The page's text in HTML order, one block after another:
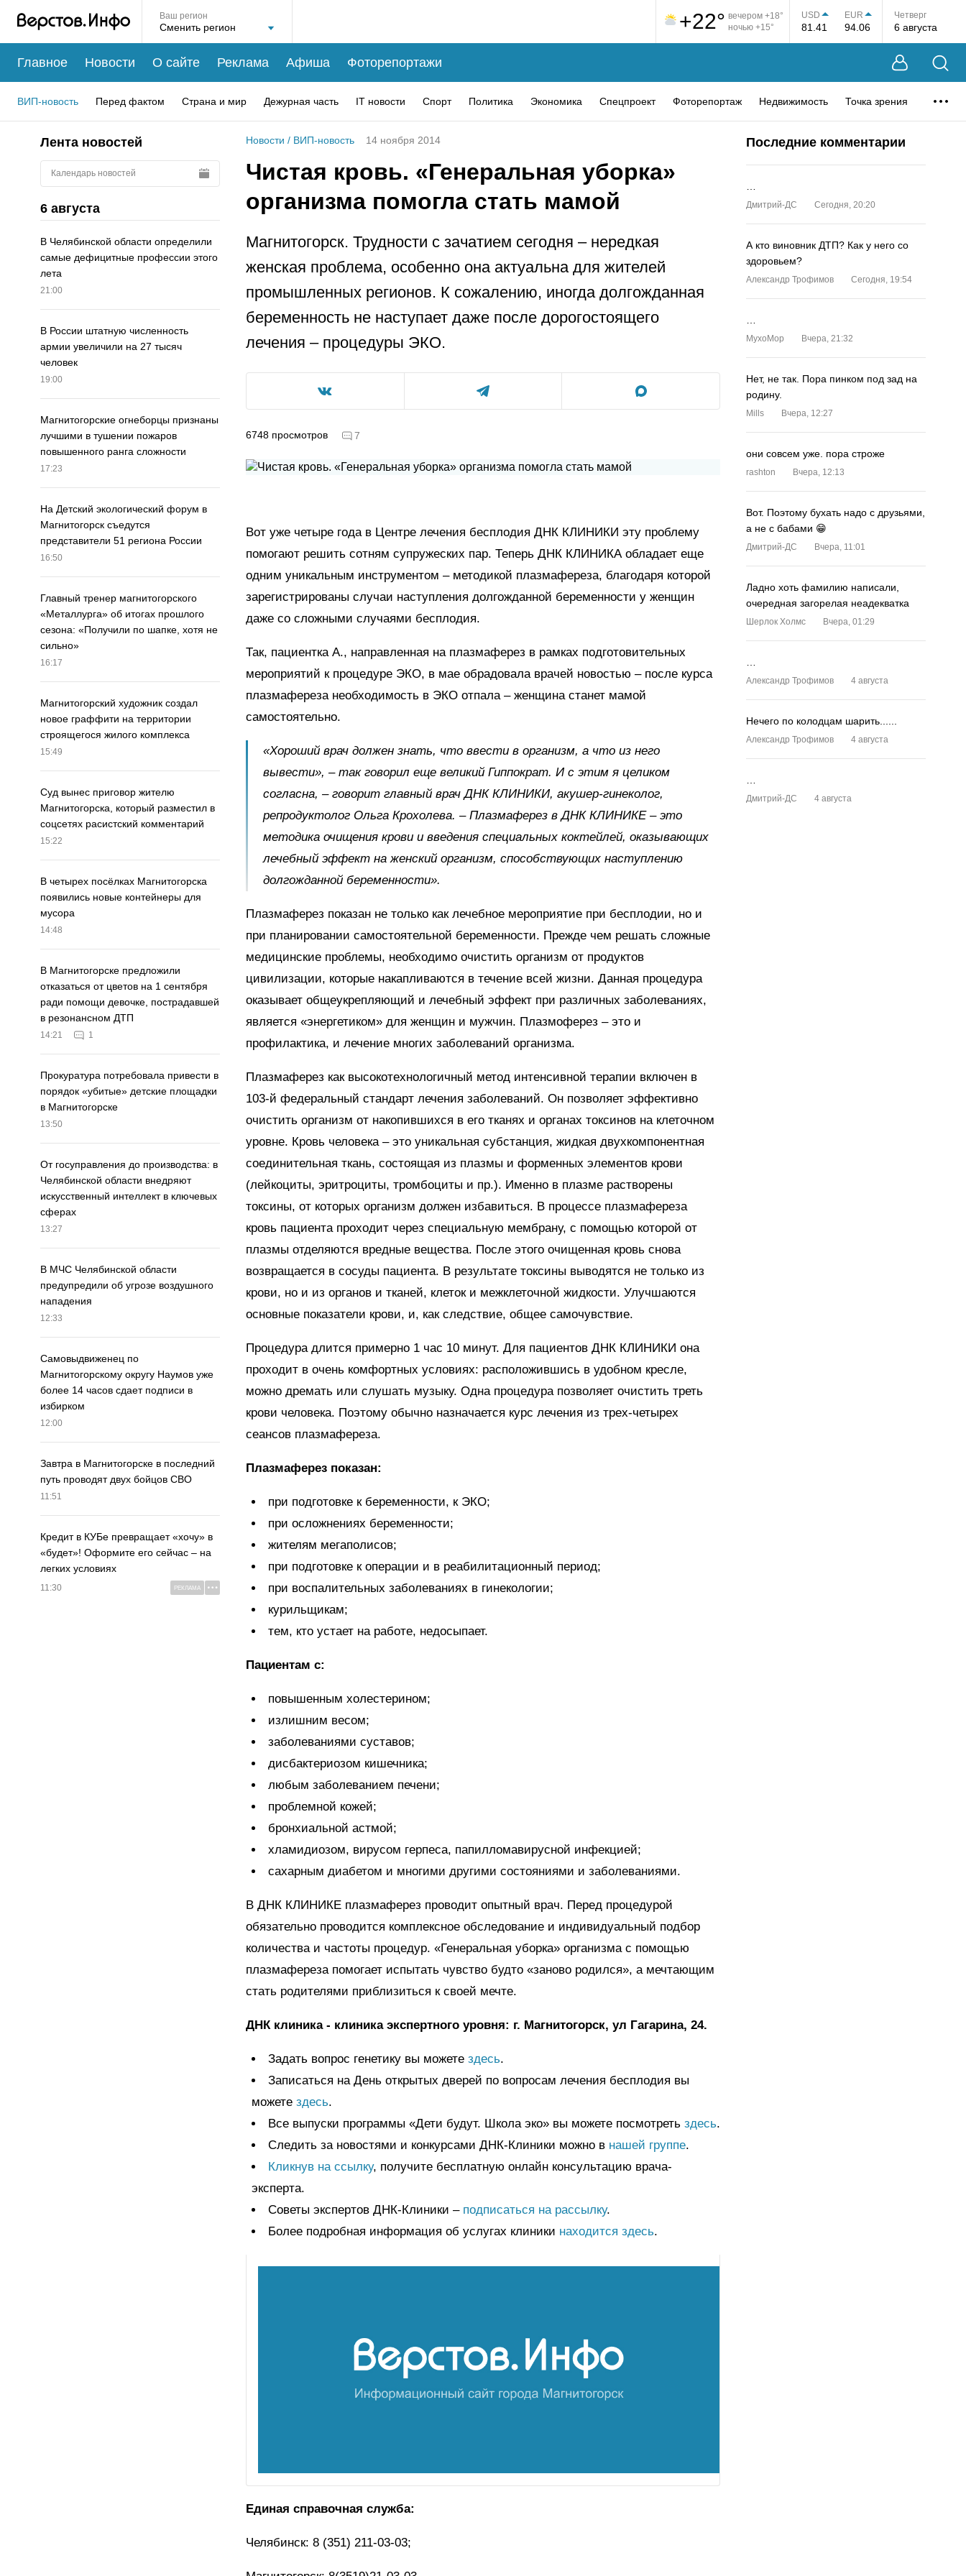
Ваш регион +22° вечером +18°
ночью +15°
USD
81.41
EUR
94.06
Четверг
6 августа
Главное Новости О сайте Реклама Афиша Фоторепортажи
ВИП-новость Перед фактом Страна и мир Дежурная часть IT новости Спорт Политика Экономика Спецпроект Фоторепортаж Недвижимость Точка зрения
Лента новостей
Календарь новостей
6 августа
В Челябинской области определили
самые дефицитные профессии этого
лета
21:00
В России штатную численность
армии увеличили на 27 тысяч
человек
19:00
Магнитогорские огнеборцы признаны
лучшими в тушении пожаров
повышенного ранга сложности
17:23
На Детский экологический форум в
Магнитогорск съедутся
представители 51 региона России
16:50
Главный тренер магнитогорского
«Металлурга» об итогах прошлого
сезона: «Получили по шапке, хотя не
сильно»
16:17
Магнитогорский художник создал
новое граффити на территории
строящегося жилого комплекса
15:49
Суд вынес приговор жителю
Магнитогорска, который разместил в
соцсетях расистский комментарий
15:22
В четырех посёлках Магнитогорска
появились новые контейнеры для
мусора
14:48
В Магнитогорске предложили
отказаться от цветов на 1 сентября
ради помощи девочке, пострадавшей
в резонансном ДТП
14:21 1
Прокуратура потребовала привести в
порядок «убитые» детские площадки
в Магнитогорске
13:50
От госуправления до производства: в
Челябинской области внедряют
искусственный интеллект в ключевых
сферах
13:27
В МЧС Челябинской области
предупредили об угрозе воздушного
нападения
12:33
Самовыдвиженец по
Магнитогорскому округу Наумов уже
более 14 часов сдает подписи в
избирком
12:00
Завтра в Магнитогорске в последний
путь проводят двух бойцов СВО
11:51
Кредит в КУБе превращает «хочу» в
«будет»! Оформите его сейчас – на
легких условиях
11:30 РЕКЛАМА
Новости / ВИП-новость 14 ноября 2014
Чистая кровь. «Генеральная уборка»
организма помогла стать мамой
Магнитогорск. Трудности с зачатием сегодня – нередкая
женская проблема, особенно она актуальна для жителей
промышленных регионов. К сожалению, иногда долгожданная
беременность не наступает даже после дорогостоящего
лечения – процедуры ЭКО.
6748 просмотров 7
Вот уже четыре года в Центре лечения бесплодия ДНК КЛИНИКИ эту проблему
помогают решить сотням супружеских пар. Теперь ДНК КЛИНИКА обладает еще
одним уникальным инструментом – методикой плазмафереза, благодаря которой
зарегистрированы случаи наступления долгожданной беременности у женщин
даже со сложными случаями бесплодия.
Так, пациентка А., направленная на плазмаферез в рамках подготовительных
мероприятий к процедуре ЭКО, в мае обрадовала врачей новостью – после курса
плазмафереза необходимость в ЭКО отпала – женщина станет мамой
самостоятельно.
«Хороший врач должен знать, что ввести в организм, а что из него
вывести», – так говорил еще великий Гиппократ. И с этим я целиком
согласна, – говорит главный врач ДНК КЛИНИКИ, акушер-гинеколог,
репродуктолог Ольга Крохолева. – Плазмаферез в ДНК КЛИНИКЕ – это
методика очищения крови и введения специальных коктейлей, оказывающих
лечебный эффект на женский организм, способствующих наступлению
долгожданной беременности».
Плазмаферез показан не только как лечебное мероприятие при бесплодии, но и
при планировании самостоятельной беременности. Прежде чем решать сложные
медицинские проблемы, необходимо очистить организм от продуктов
цивилизации, которые накапливаются в течение всей жизни. Данная процедура
оказывает общеукрепляющий и лечебный эффект при различных заболеваниях,
является «энергетиком» для женщин и мужчин. Плазмоферез – это и
профилактика, и лечение многих заболеваний организма.
Плазмаферез как высокотехнологичный метод интенсивной терапии включен в
103-й федеральный стандарт лечения заболеваний. Он позволяет эффективно
очистить организм от накопившихся в его тканях и органах токсинов на клеточном
уровне. Кровь человека – это уникальная субстанция, жидкая двухкомпонентная
соединительная ткань, состоящая из плазмы и форменных элементов крови
(лейкоциты, эритроциты, тромбоциты и пр.). Именно в плазме растворены
токсины, от которых организм должен избавиться. В процессе плазмафереза
кровь пациента проходит через специальную мембрану, с помощью которой от
плазмы отделяются вредные вещества. После этого очищенная кровь снова
возвращается в сосуды пациента. В результате токсины выводятся не только из
крови, но и из органов и тканей, клеток и межклеточной жидкости. Улучшаются
основные показатели крови, и, как следствие, общее самочувствие.
Процедура длится примерно 1 час 10 минут. Для пациентов ДНК КЛИНИКИ она
проходит в очень комфортных условиях: расположившись в удобном кресле,
можно дремать или слушать музыку. Одна процедура позволяет очистить треть
крови человека. Поэтому обычно назначается курс лечения из трех-четырех
сеансов плазмафереза.
Плазмаферез показан:
при подготовке к беременности, к ЭКО;
при осложнениях беременности;
жителям мегаполисов;
при подготовке к операции и в реабилитационный период;
при воспалительных заболеваниях в гинекологии;
курильщикам;
тем, кто устает на работе, недосыпает.
Пациентам с:
повышенным холестерином;
излишним весом;
заболеваниями суставов;
дисбактериозом кишечника;
любым заболеванием печени;
проблемной кожей;
бронхиальной астмой;
хламидиозом, вирусом герпеса, папилломавирусной инфекцией;
сахарным диабетом и многими другими состояниями и заболеваниями.
В ДНК КЛИНИКЕ плазмаферез проводит опытный врач. Перед процедурой
обязательно проводится комплексное обследование и индивидуальный подбор
количества и частоты процедур. «Генеральная уборка» организма с помощью
плазмафереза помогает испытать чувство будто «заново родился», а мечтающим
стать родителями приблизиться к своей мечте.
ДНК клиника - клиника экспертного уровня: г. Магнитогорск, ул Гагарина, 24.
Задать вопрос генетику вы можете здесь.
Записаться на День открытых дверей по вопросам лечения бесплодия вы
можете здесь.
Все выпуски программы «Дети будут. Школа эко» вы можете посмотреть здесь.
Следить за новостями и конкурсами ДНК-Клиники можно в нашей группе.
Кликнув на ссылку, получите бесплатную онлайн консультацию врача-
эксперта.
Советы экспертов ДНК-Клиники – подписаться на рассылку.
Более подробная информация об услугах клиники находится здесь.
Единая справочная служба:
Челябинск: 8 (351) 211-03-03;
Последние комментарии
Дмитрий-ДС Сегодня, 20:20
А кто виновник ДТП? Как у него со
здоровьем?
Александр Трофимов Сегодня, 19:54
MyxoMop Вчера, 21:32
Нет, не так. Пора пинком под зад на
родину.
Mills Вчера, 12:27
они совсем уже. пора строже
rashton Вчера, 12:13
Вот. Поэтому бухать надо с друзьями,
а не с бабами 😁
Дмитрий-ДС Вчера, 11:01
Ладно хоть фамилию написали,
очередная загорелая неадекватка
Шерлок Холмс Вчера, 01:29
Александр Трофимов 4 августа
Нечего по колодцам шарить......
Александр Трофимов 4 августа
Дмитрий-ДС 4 августа